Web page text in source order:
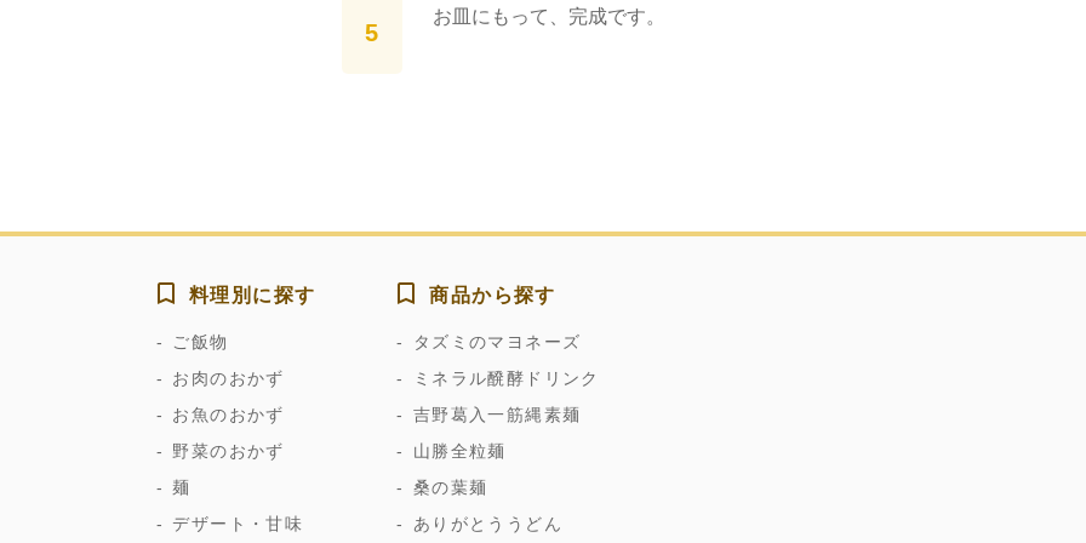
お皿にもって、完成です。
料理別に探す
ご飯物
お肉のおかず
お魚のおかず
野菜のおかず
麺
デザート・甘味
商品から探す
タズミのマヨネーズ
ミネラル醗酵ドリンク
吉野葛入一筋縄素麺
山勝全粒麺
桑の葉麺
ありがとううどん